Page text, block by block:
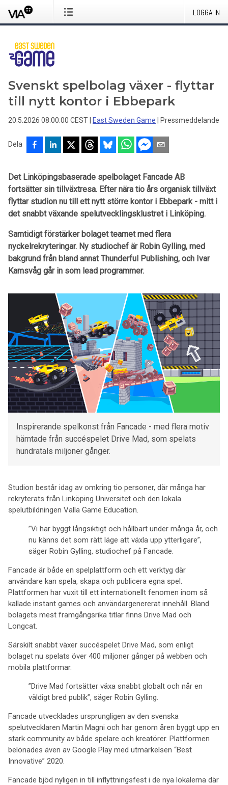
LOGGA IN
Svenskt spelbolag växer - flyttar
till nytt kontor i Ebbepark
20.5.2026 08:00:00 CEST East Sweden Game Pressmeddelande
Dela
Det Linköpingsbaserade spelbolaget Fancade AB
fortsätter sin tillväxtresa. Efter nära tio års organisk tillväxt
flyttar studion nu till ett nytt större kontor i Ebbepark - mitt i
det snabbt växande spelutvecklingsklustret i Linköping.
Samtidigt förstärker bolaget teamet med flera
nyckelrekryteringar. Ny studiochef är Robin Gylling, med
bakgrund från bland annat Thunderful Publishing, och Ivar
Kamsvåg går in som lead programmer.
Inspirerande spelkonst från Fancade - med flera motiv
hämtade från succéspelet Drive Mad, som spelats
hundratals miljoner gånger.
Studion består idag av omkring tio personer, där många har
rekryterats från Linköping Universitet och den lokala
spelutbildningen Valla Game Education.
”Vi har byggt långsiktigt och hållbart under många år, och
nu känns det som rätt läge att växla upp ytterligare”,
säger Robin Gylling, studiochef på Fancade.
Fancade är både en spelplattform och ett verktyg där
användare kan spela, skapa och publicera egna spel.
Plattformen har vuxit till ett internationellt fenomen inom så
kallade instant games och användargenererat innehåll. Bland
bolagets mest framgångsrika titlar finns Drive Mad och
Longcat.
Särskilt snabbt växer succéspelet Drive Mad, som enligt
bolaget nu spelats över 400 miljoner gånger på webben och
mobila plattformar.
”Drive Mad fortsätter växa snabbt globalt och når en
väldigt bred publik”, säger Robin Gylling.
Fancade utvecklades ursprungligen av den svenska
spelutvecklaren Martin Magni och har genom åren byggt upp en
stark community av både spelare och kreatörer. Plattformen
belönades även av Google Play med utmärkelsen “Best
Innovative” 2020.
Fancade bjöd nyligen in till inflyttningsfest i de nya lokalerna där